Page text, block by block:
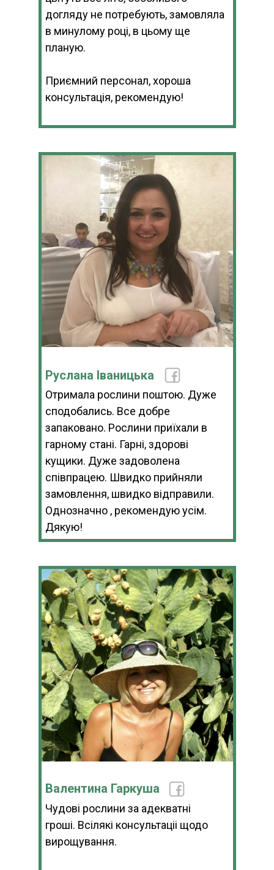
догляду не потребують, замовляла
в минулому році, в цьому ще
планую.
Приємний персонал, хороша
консультація, рекомендую!
Руслана Іваницька
Отримала рослини поштою. Дуже
сподобались. Все добре
запаковано. Рослини приїхали в
гарному стані. Гарні, здорові
кущики. Дуже задоволена
співпрацею. Швидко прийняли
замовлення, швидко відправили.
Однозначно , рекомендую усім.
Дякую!
Валентина Гаркуша
Чудові рослини за адекватні
гроші. Всілякі консультаціі щодо
вирощування.